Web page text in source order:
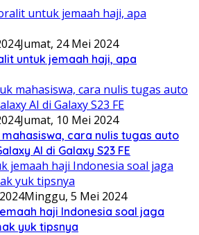
Jumat, 24 Mei 2024
untuk jemaah haji, apa
Jumat, 10 Mei 2024
cara nulis tugas auto
AI di Galaxy S23 FE
Minggu, 5 Mei 2024
haji Indonesia soal jaga
yuk tipsnya